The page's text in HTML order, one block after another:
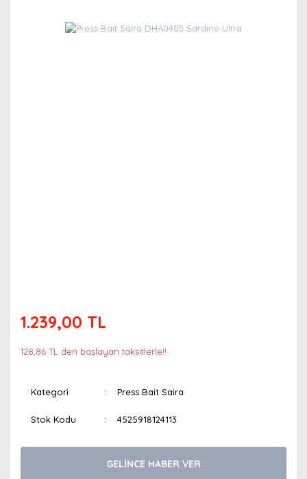
1.239,00 TL
128,86 TL den başlayan taksitlerle!!
Kategori Press Bait Saira
Stok Kodu 4525918124113
GELİNCE HABER VER